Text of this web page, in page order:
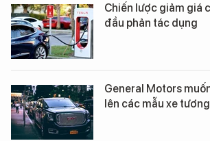
Chiến lược giảm giá
đầu phản tác dụng
General Motors
lên các mẫu xe